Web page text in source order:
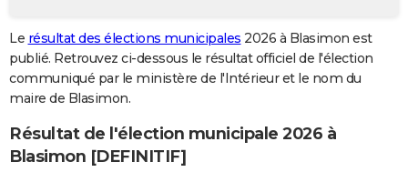
GUIDES D'ACHAT
BONS PLANS
CARTE DE VOEUX
Carte de Noël
Carte Bonne année
Carte Saint-Valentin
Carte Pâques
Carte d'anniversaire
DICTIONNAIRE
Le résultat des élections municipales 2026 à Blasimon est
publié. Retrouvez ci-dessous le résultat officiel de l'élection
communiqué par le ministère de l'Intérieur et le nom du
maire de Blasimon.
Résultat de l'élection municipale 2026 à
Blasimon [DEFINITIF]